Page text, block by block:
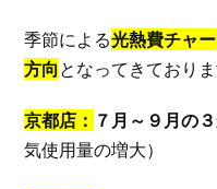
季節による光熱費チャ
方向 となってきておりま
京都店： ７月～９月の
気使用量の増大）